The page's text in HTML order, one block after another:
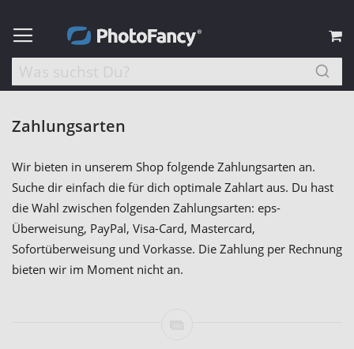
Zahlungsarten
Wir bieten in unserem Shop folgende Zahlungsarten an.
Suche dir einfach die für dich optimale Zahlart aus. Du hast
die Wahl zwischen folgenden Zahlungsarten: eps-
Überweisung, PayPal, Visa-Card, Mastercard,
Sofortüberweisung und Vorkasse. Die Zahlung per Rechnung
bieten wir im Moment nicht an.